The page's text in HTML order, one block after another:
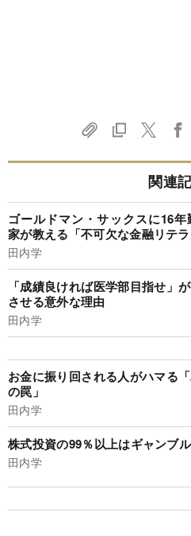
関連
ゴールドマン・サックスに16
家が教える「不可欠な金融リテラ
田内学
「成績良ければ医学部目指せ」
させる意外な理由
田内学
お金に振り回される人がハマる
の罠」
田内学
株式投資の99％以上はギャンブル
田内学